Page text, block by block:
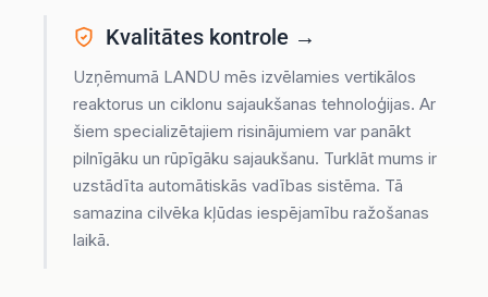
Kvalitātes kontrole →
Uzņēmumā LANDU mēs izvēlamies vertikālos
reaktorus un ciklonu sajaukšanas tehnoloģijas. Ar
šiem specializētajiem risinājumiem var panākt
pilnīgāku un rūpīgāku sajaukšanu. Turklāt mums ir
uzstādīta automātiskās vadības sistēma. Tā
samazina cilvēka kļūdas iespējamību ražošanas
laikā.